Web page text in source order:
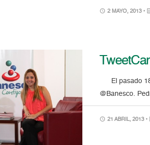
2 MAYO, 2013 •
El pasado 18
@Banesco.
21 ABRIL, 2013 •